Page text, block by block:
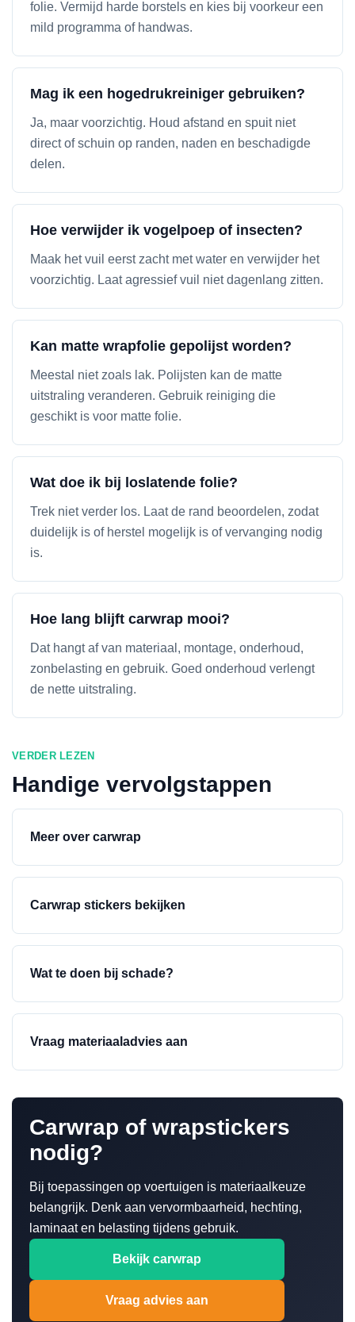
folie. Vermijd harde borstels en kies bij voorkeur een
mild programma of handwas.
Mag ik een hogedrukreiniger gebruiken?
Ja, maar voorzichtig. Houd afstand en spuit niet
direct of schuin op randen, naden en beschadigde
delen.
Hoe verwijder ik vogelpoep of insecten?
Maak het vuil eerst zacht met water en verwijder het
voorzichtig. Laat agressief vuil niet dagenlang zitten.
Kan matte wrapfolie gepolijst worden?
Meestal niet zoals lak. Polijsten kan de matte
uitstraling veranderen. Gebruik reiniging die
geschikt is voor matte folie.
Wat doe ik bij loslatende folie?
Trek niet verder los. Laat de rand beoordelen, zodat
duidelijk is of herstel mogelijk is of vervanging nodig
is.
Hoe lang blijft carwrap mooi?
Dat hangt af van materiaal, montage, onderhoud,
zonbelasting en gebruik. Goed onderhoud verlengt
de nette uitstraling.
VERDER LEZEN
Handige vervolgstappen
Meer over carwrap
Carwrap stickers bekijken
Wat te doen bij schade?
Vraag materiaaladvies aan
Carwrap of wrapstickers
nodig?
Bij toepassingen op voertuigen is materiaalkeuze
belangrijk. Denk aan vervormbaarheid, hechting,
laminaat en belasting tijdens gebruik.
Bekijk carwrap
Vraag advies aan